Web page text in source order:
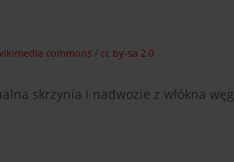
commons / cc by-sa 2.0
skrzynia i nadwozie z włókna